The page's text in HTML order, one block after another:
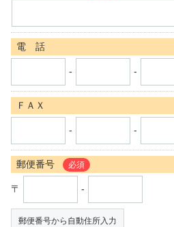
電 話
- -
ＦＡＸ
- -
郵便番号 必須
〒 -
郵便番号から自動住所入力